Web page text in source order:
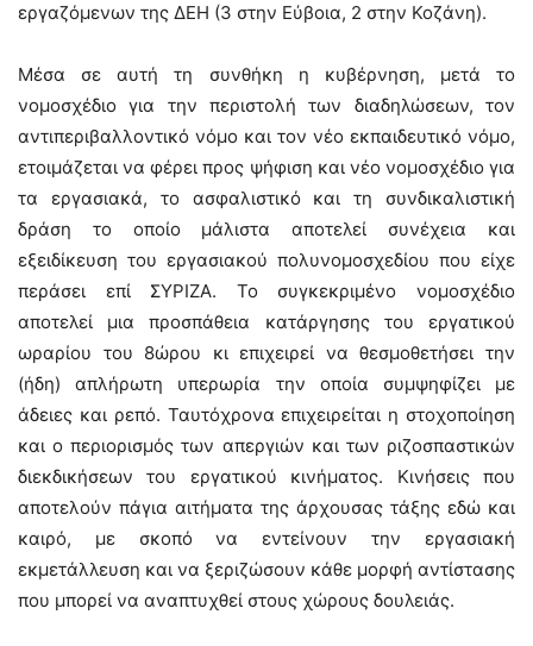
εργαζόμενων της ΔΕΗ (3 στην Εύβοια, 2 στην Κοζάνη).
Μέσα σε αυτή τη συνθήκη η κυβέρνηση, μετά το
νομοσχέδιο για την περιστολή των διαδηλώσεων, τον
αντιπεριβαλλοντικό νόμο και τον νέο εκπαιδευτικό νόμο,
ετοιμάζεται να φέρει προς ψήφιση και νέο νομοσχέδιο για
τα εργασιακά, το ασφαλιστικό και τη συνδικαλιστική
δράση το οποίο μάλιστα αποτελεί συνέχεια και
εξειδίκευση του εργασιακού πολυνομοσχεδίου που είχε
περάσει επί ΣΥΡΙΖΑ. Το συγκεκριμένο νομοσχέδιο
αποτελεί μια προσπάθεια κατάργησης του εργατικού
ωραρίου του 8ώρου κι επιχειρεί να θεσμοθετήσει την
(ήδη) απλήρωτη υπερωρία την οποία συμψηφίζει με
άδειες και ρεπό. Ταυτόχρονα επιχειρείται η στοχοποίηση
και ο περιορισμός των απεργιών και των ριζοσπαστικών
διεκδικήσεων του εργατικού κινήματος. Κινήσεις που
αποτελούν πάγια αιτήματα της άρχουσας τάξης εδώ και
καιρό, με σκοπό να εντείνουν την εργασιακή
εκμετάλλευση και να ξεριζώσουν κάθε μορφή αντίστασης
που μπορεί να αναπτυχθεί στους χώρους δουλειάς.